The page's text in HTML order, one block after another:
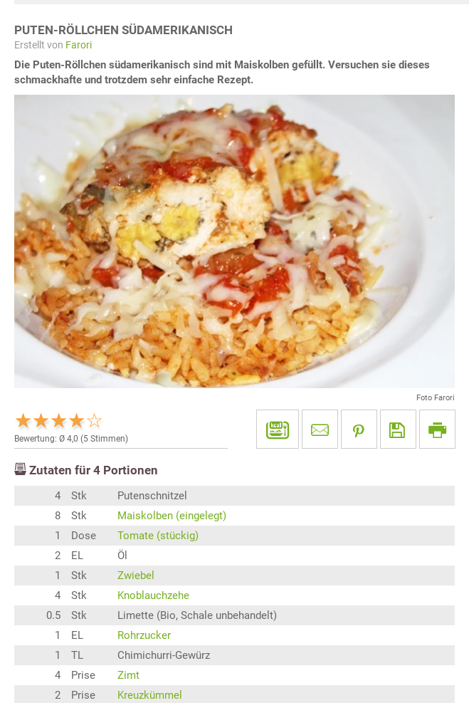
PUTEN-RÖLLCHEN SÜDAMERIKANISCH
Erstellt von Farori
Die Puten-Röllchen südamerikanisch sind mit Maiskolben gefüllt. Versuchen sie dieses
schmackhafte und trotzdem sehr einfache Rezept.
Foto Farori
Bewertung: Ø 4,0 (5 Stimmen)
Zutaten für 4 Portionen
4 Stk
Putenschnitzel
8
Stk
Maiskolben (eingelegt)
1
Dose
Tomate (stückig)
2
EL
Öl
1
Stk
Zwiebel
4
Stk
Knoblauchzehe
0.5
Stk
Limette (Bio, Schale unbehandelt)
1
EL
Rohrzucker
1
TL
Chimichurri-Gewürz
4
Prise
Zimt
2
Prise
Kreuzkümmel